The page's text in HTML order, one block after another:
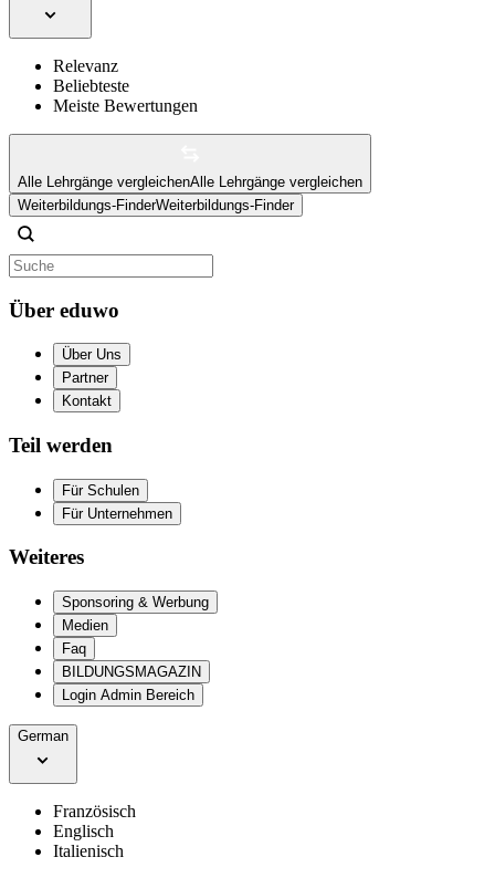
Relevanz
Beliebteste
Meiste Bewertungen
Alle Lehrgänge vergleichenAlle Lehrgänge vergleichen
Weiterbildungs-FinderWeiterbildungs-Finder
Über eduwo
Über Uns
Partner
Kontakt
Teil werden
Für Schulen
Für Unternehmen
Weiteres
Sponsoring & Werbung
Medien
Faq
BILDUNGSMAGAZIN
Login Admin Bereich
German
Französisch
Englisch
Italienisch